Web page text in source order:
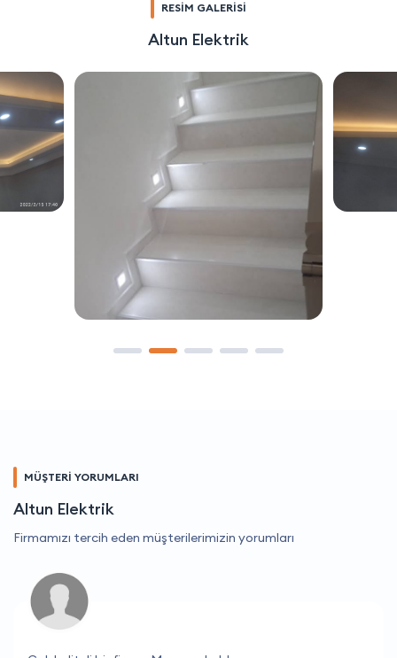
RESİM GALERİSİ
Altun Elektrik
MÜŞTERİ YORUMLARI
Altun Elektrik
Firmamızı tercih eden müşterilerimizin yorumları